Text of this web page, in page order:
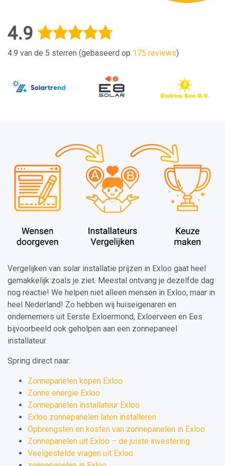
4.9
4.9 van de 5 sterren (gebaseerd op 175 reviews)
Vergelijken van solar installatie prijzen in Exloo gaat heel
gemakkelijk zoals je ziet. Meestal ontvang je dezelfde dag
nog reactie! We helpen niet alleen mensen in Exloo, maar in
heel Nederland! Zo hebben wij huiseigenaren en
ondernemers uit Eerste Exloermond, Exloerveen en Ees
bijvoorbeeld ook geholpen aan een zonnepaneel
installateur.
Spring direct naar:
Zonnepanelen kopen Exloo
Zonne energie Exloo
Zonnepanelen installateur Exloo
Exloo zonnepanelen laten installeren
Opbrengsten en kosten van zonnepanelen in Exloo
Zonnepanelen uit Exloo – de juiste investering
Veelgestelde vragen uit Exloo